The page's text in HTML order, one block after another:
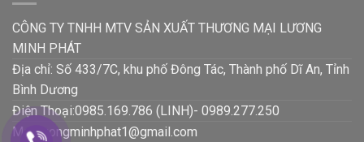
CÔNG TY TNHH MTV SẢN XUẤT THƯƠNG MẠI LƯƠNG
MINH PHÁT
Địa chỉ: Số 433/7C, khu phố Đông Tác, Thành phố Dĩ An, Tỉnh
Bình Dương
Điện Thoại:0985.169.786 (LINH)- 0989.277.250
Mail:luongminhphat1@gmail.com